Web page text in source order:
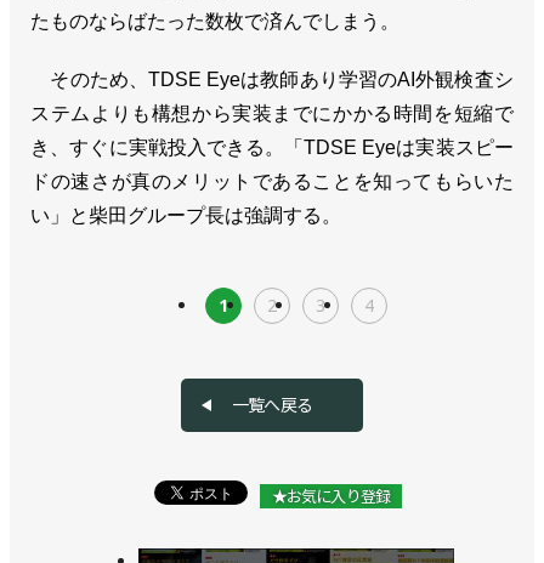
たものならばたった数枚で済んでしまう。
そのため、TDSE Eyeは教師あり学習のAI外観検査シ
ステムよりも構想から実装までにかかる時間を短縮で
き、すぐに実戦投入できる。「TDSE Eyeは実装スピー
ドの速さが真のメリットであることを知ってもらいた
い」と柴田グループ長は強調する。
1 2 3 4
一覧へ戻る
★お気に入り登録